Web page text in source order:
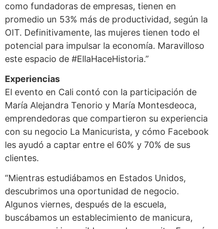
como fundadoras de empresas, tienen en
promedio un 53% más de productividad, según la
OIT. Definitivamente, las mujeres tienen todo el
potencial para impulsar la economía. Maravilloso
este espacio de #EllaHaceHistoria.”
Experiencias
El evento en Cali contó con la participación de
María Alejandra Tenorio y María Montesdeoca,
emprendedoras que compartieron su experiencia
con su negocio La Manicurista, y cómo Facebook
les ayudó a captar entre el 60% y 70% de sus
clientes.
“Mientras estudiábamos en Estados Unidos,
descubrimos una oportunidad de negocio.
Algunos viernes, después de la escuela,
buscábamos un establecimiento de manicura,